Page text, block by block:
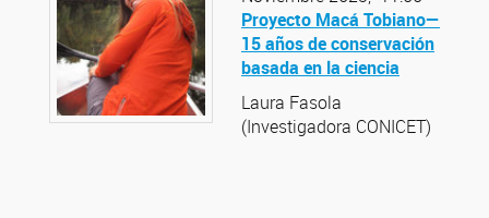
Proyecto Macá Tobiano—
15 años de conservación
basada en la ciencia
Laura Fasola
(Investigadora CONICET)